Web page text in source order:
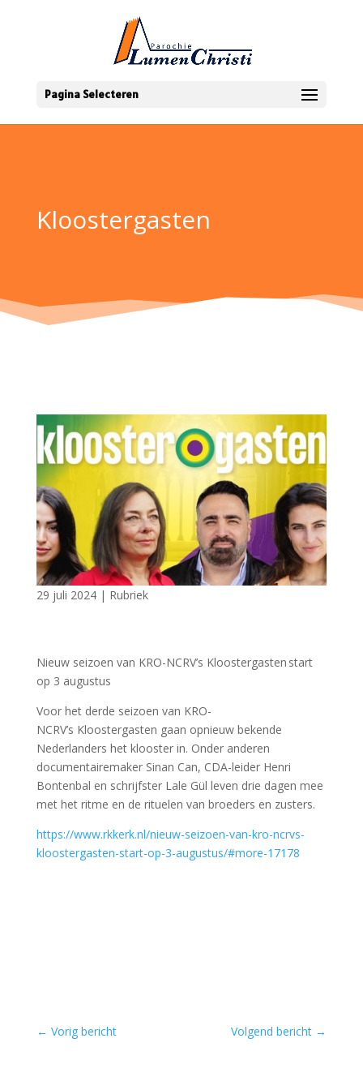
Pagina Selecteren
Kloostergasten
29 juli 2024| Rubriek
Nieuw seizoen van KRO-NCRV’s Kloostergasten start
op 3 augustus
Voor het derde seizoen van KRO-
NCRV’s Kloostergasten gaan opnieuw bekende
Nederlanders het klooster in. Onder anderen
documentairemaker Sinan Can, CDA-leider Henri
Bontenbal en schrijfster Lale Gül leven drie dagen mee
met het ritme en de rituelen van broeders en zusters.
https://www.rkkerk.nl/nieuw-seizoen-van-kro-ncrvs-
kloostergasten-start-op-3-augustus/#more-17178
← Vorig bericht Volgend bericht →